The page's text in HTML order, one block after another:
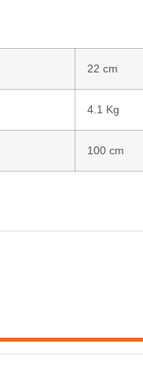
22 cm
4.1 Kg
100 cm